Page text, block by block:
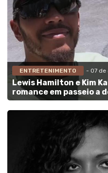
ENTRETENIMENTO - 07 de
Lewis Hamilton e Kim
romance em passeio a